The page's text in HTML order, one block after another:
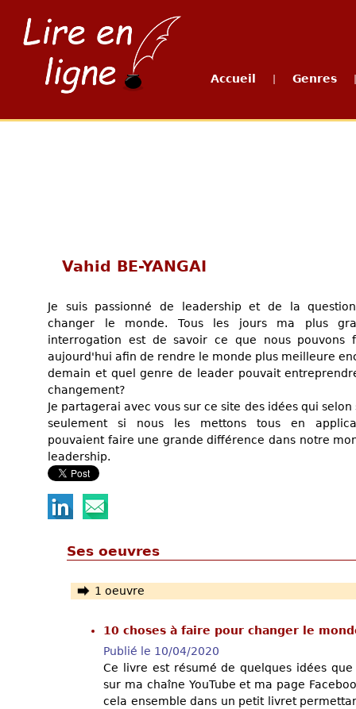
Accueil Genres
Vahid BE-YANGAI
Je suis passionné de leadership et de la
changer le monde. Tous les jours ma plus
interrogation est de savoir ce que nous pouvons
aujourd'hui afin de rendre le monde plus meilleure
demain et quel genre de leader pouvait
changement?
Je partagerai avec vous sur ce site des idées qui selon
seulement si nous les mettons tous en
pouvaient faire une grande différence dans notre
leadership.
Ses oeuvres
1 oeuvre
10 choses à faire pour changer le
Publié le 10/04/2020
Ce livre est résumé de quelques idées
sur ma chaîne YouTube et ma page
cela ensemble dans un petit livret